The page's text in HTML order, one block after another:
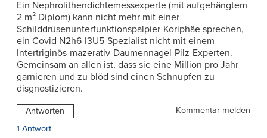
Ein Nephrolithendichtemessexperte (mit aufgehängtem
2 m² Diplom) kann nicht mehr mit einer
Schilddrüsenunterfunktionspalpier-Koriphäe sprechen,
ein Covid N2h6-I3U5-Spezialist nicht mit einem
Intertriginös-mazerativ-Daumennagel-Pilz-Experten.
Gemeinsam an allen ist, dass sie eine Million pro Jahr
garnieren und zu blöd sind einen Schnupfen zu
disgnostizieren.
Antworten
Kommentar melden
1 Antwort